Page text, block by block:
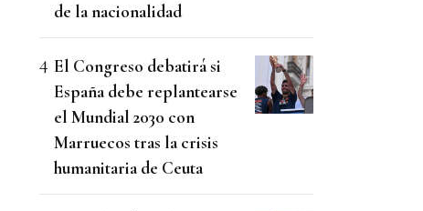
de la nacionalidad
El Congreso debatirá si
España debe replantearse
el Mundial 2030 con
Marruecos tras la crisis
humanitaria de Ceuta